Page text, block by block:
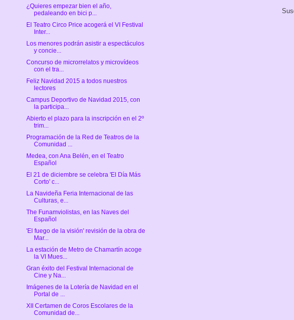
¿Quieres empezar bien el año,
pedaleando en bici p...
El Teatro Circo Price acogerá el VI Festival
Inter...
Los menores podrán asistir a espectáculos
y concie...
Concurso de microrrelatos y microvídeos
con el tra...
Feliz Navidad 2015 a todos nuestros
lectores
Campus Deportivo de Navidad 2015, con
la participa...
Abierto el plazo para la inscripción en el 2º
trim...
Programación de la Red de Teatros de la
Comunidad ...
Medea, con Ana Belén, en el Teatro
Español
El 21 de diciembre se celebra 'El Día Más
Corto' c...
La Navideña Feria Internacional de las
Culturas, e...
The Funamviolistas, en las Naves del
Español
'El fuego de la visión' revisión de la obra de
Mar...
La estación de Metro de Chamartín acoge
la VI Mues...
Gran éxito del Festival Internacional de
Cine y Na...
Imágenes de la Lotería de Navidad en el
Portal de ...
XII Certamen de Coros Escolares de la
Comunidad de...